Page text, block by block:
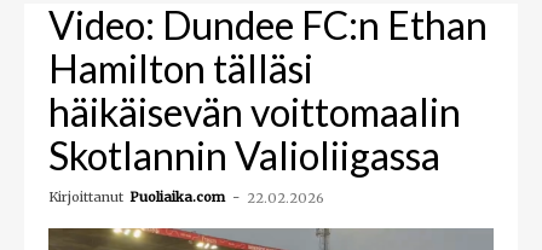
Video: Dundee FC:n Ethan
Hamilton tälläsi
häikäisevän voittomaalin
Skotlannin Valioliigassa
Kirjoittanut Puoliaika.com - 22.02.2026